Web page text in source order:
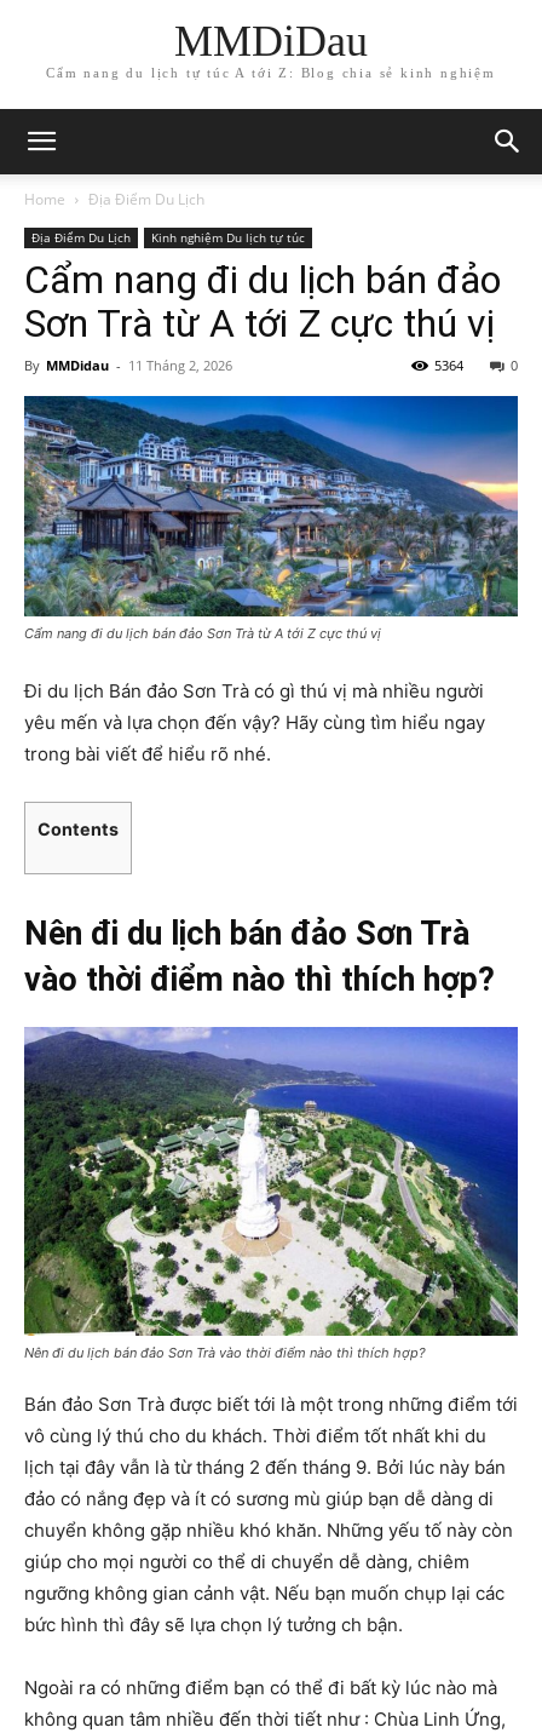
MMDiDau
Cẩm nang du lịch tự túc A tới Z: Blog chia sẻ kinh nghiệm
Home Địa Điểm Du Lịch
Địa Điểm Du Lịch Kinh nghiệm Du lịch tự túc
Cẩm nang đi du lịch bán đảo
Sơn Trà từ A tới Z cực thú vị
By MMDidau - 11 Tháng 2, 2026 0
5364
Cẩm nang đi du lịch bán đảo Sơn Trà từ A tới Z cực thú vị
Đi du lịch Bán đảo Sơn Trà có gì thú vị mà nhiều người
yêu mến và lựa chọn đến vậy? Hãy cùng tìm hiểu ngay
trong bài viết để hiểu rõ nhé.
Contents
Nên đi du lịch bán đảo Sơn Trà
vào thời điểm nào thì thích hợp?
Nên đi du lịch bán đảo Sơn Trà vào thời điểm nào thì thích hợp?
Bán đảo Sơn Trà được biết tới là một trong những điểm tới
vô cùng lý thú cho du khách. Thời điểm tốt nhất khi du
lịch tại đây vẫn là từ tháng 2 đến tháng 9. Bởi lúc này bán
đảo có nắng đẹp và ít có sương mù giúp bạn dễ dàng di
chuyển không gặp nhiều khó khăn. Những yếu tố này còn
giúp cho mọi người co thể di chuyển dễ dàng, chiêm
ngưỡng không gian cảnh vật. Nếu bạn muốn chụp lại các
bức hình thì đây sẽ lựa chọn lý tưởng ch bận.
Ngoài ra có những điểm bạn có thể đi bất kỳ lúc nào mà
không quan tâm nhiều đến thời tiết như : Chùa Linh Ứng,